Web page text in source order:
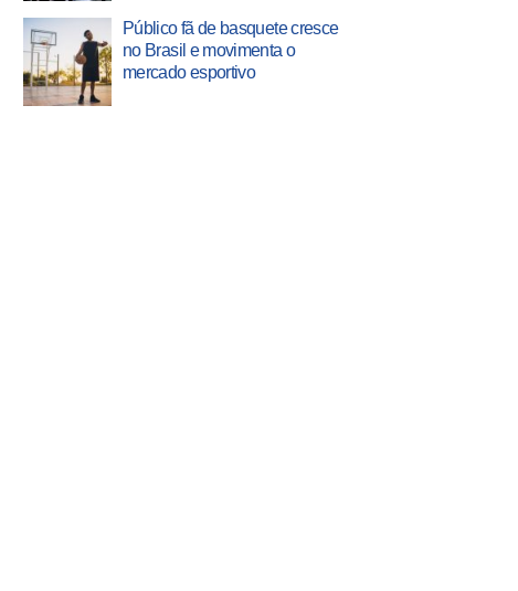
Público fã de basquete cresce
no Brasil e movimenta o
mercado esportivo